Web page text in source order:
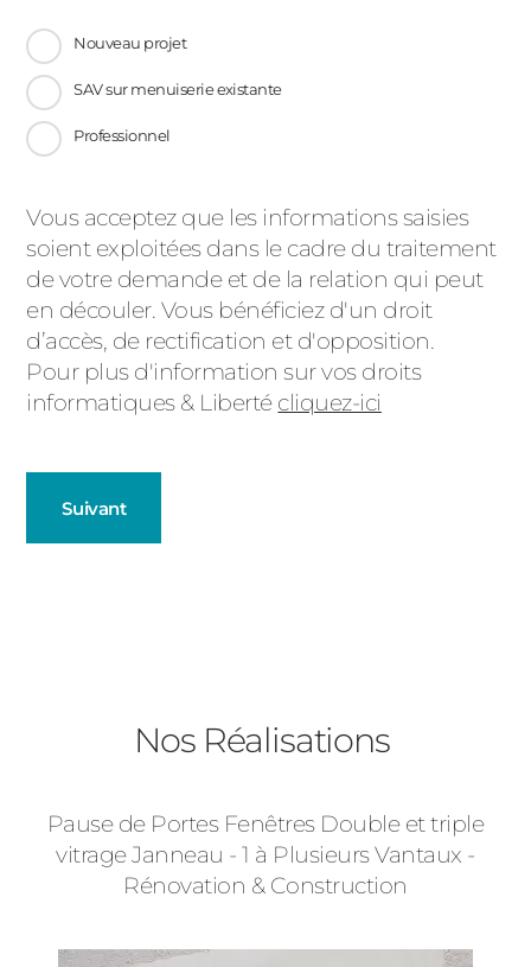
Nouveau projet
SAV sur menuiserie existante
Professionnel
Message
d'état
Vous acceptez que les informations saisies
soient exploitées dans le cadre du traitement
de votre demande et de la relation qui peut
en découler. Vous bénéficiez d'un droit
d’accès, de rectification et d'opposition.
Pour plus d'information sur vos droits
informatiques & Liberté cliquez-ici
Suivant
Précédent Suivant
Type de logement
Appartement
Nos Réalisations
Pause de Portes Fenêtres Double et triple
vitrage Janneau - 1 à Plusieurs Vantaux -
Rénovation & Construction